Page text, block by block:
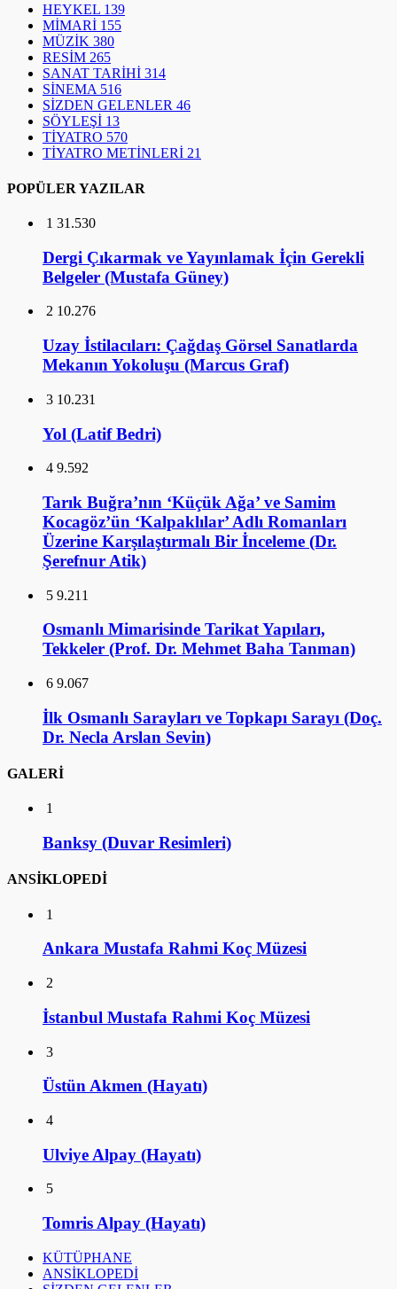
HEYKEL 139
MİMARİ 155
MÜZİK 380
RESİM 265
SANAT TARİHİ 314
SİNEMA 516
SİZDEN GELENLER 46
SÖYLEŞİ 13
TİYATRO 570
TİYATRO METİNLERİ 21
POPÜLER YAZILAR
1 31.530
Dergi Çıkarmak ve Yayınlamak İçin Gerekli
Belgeler (Mustafa Güney)
2 10.276
Uzay İstilacıları: Çağdaş Görsel Sanatlarda
Mekanın Yokoluşu (Marcus Graf)
3 10.231
Yol (Latif Bedri)
4 9.592
Tarık Buğra’nın ‘Küçük Ağa’ ve Samim
Kocagöz’ün ‘Kalpaklılar’ Adlı Romanları
Üzerine Karşılaştırmalı Bir İnceleme (Dr.
Şerefnur Atik)
5 9.211
Osmanlı Mimarisinde Tarikat Yapıları,
Tekkeler (Prof. Dr. Mehmet Baha Tanman)
6 9.067
İlk Osmanlı Sarayları ve Topkapı Sarayı (Doç.
Dr. Necla Arslan Sevin)
GALERİ
1
Banksy (Duvar Resimleri)
ANSİKLOPEDİ
1
Ankara Mustafa Rahmi Koç Müzesi
2
İstanbul Mustafa Rahmi Koç Müzesi
3
Üstün Akmen (Hayatı)
4
Ulviye Alpay (Hayatı)
5
Tomris Alpay (Hayatı)
KÜTÜPHANE
ANSİKLOPEDİ